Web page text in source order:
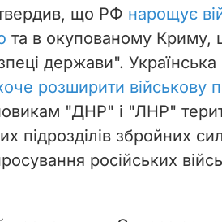
що РФ нарощує
та в окупованому Криму,
держави". Українська
розширити військову
"ДНР" і "ЛНР"
підрозділів збройних
російських